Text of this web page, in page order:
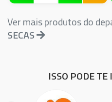
Ver mais produtos do
SECAS
ISSO PODE